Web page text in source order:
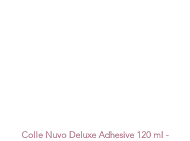
Colle Nuvo Deluxe Adhesive 120 ml -